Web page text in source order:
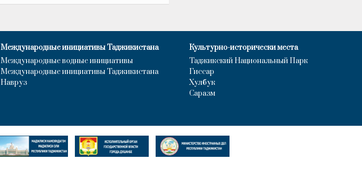
Международные инициативы Таджикистана
Международные водные инициативы
Международные инициативы Таджикистана
Навруз
Культурно-исторически места
Таджикский Национальный Парк
Гиссар
Хулбук
Саразм